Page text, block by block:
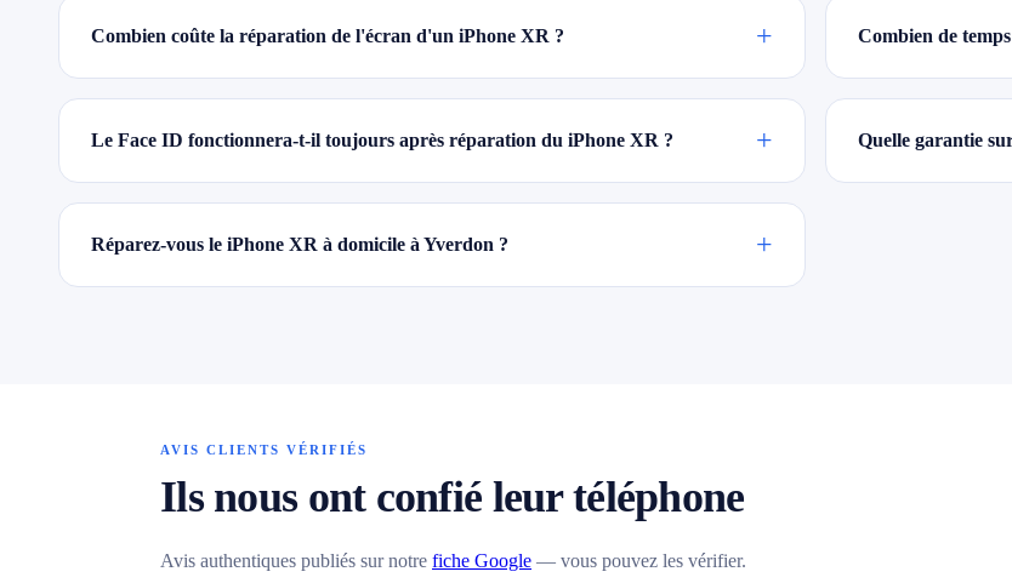
Combien coûte la réparation de l'écran d'un iPhone XR ? + Combien de
Le Face ID fonctionnera-t-il toujours après réparation du iPhone XR ? + Quelle garantie
Réparez-vous le iPhone XR à domicile à Yverdon ? +
AVIS CLIENTS VÉRIFIÉS
Ils nous ont confié leur téléphone
Avis authentiques publiés sur notre fiche Google — vous pouvez les vérifier.